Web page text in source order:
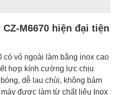
M6670 hiện đại tiện
có vỏ ngoài làm bằng inox cao
hợp kính cường lực chịu
dễ lau chùi, không bám
được làm từ chất liệu Inox